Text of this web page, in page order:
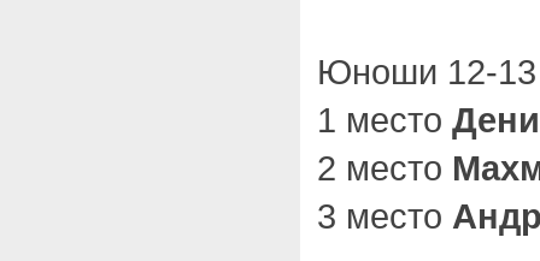
Юноши 12-13
1 место
2 место
3 место